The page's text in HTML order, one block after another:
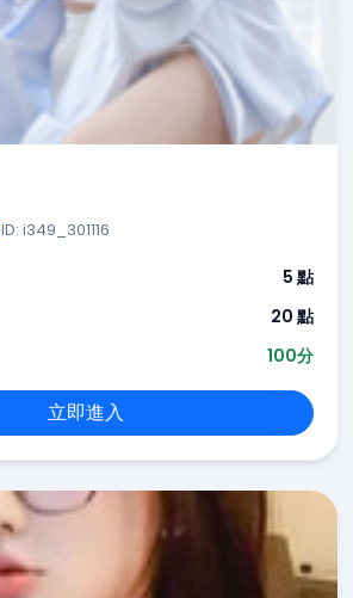
ID: i349_301116
5 點
20 點
100分
立即進入